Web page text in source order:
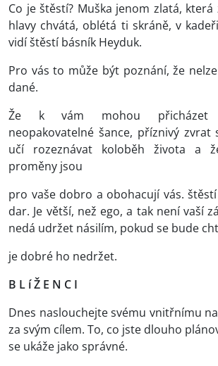
Co je štěstí? Muška jenom zlatá,
hlavy chvátá, oblétá ti skráně, v
vidí štěstí básník Heyduk.
Pro vás to může být poznání, že
dané.
Že k vám mohou přicházet
neopakovatelné šance, příznivý zvrat
učí rozeznávat koloběh života a
proměny jsou
pro vaše dobro a obohacují vás.
dar. Je větší, než ego, a tak není vaší
nedá udržet násilím, pokud se bude
je dobré ho nedržet.
B L í Ž E N C I
Dnes naslouchejte svému vnitřnímu
za svým cílem. To, co jste dlouho
se ukáže jako správné.